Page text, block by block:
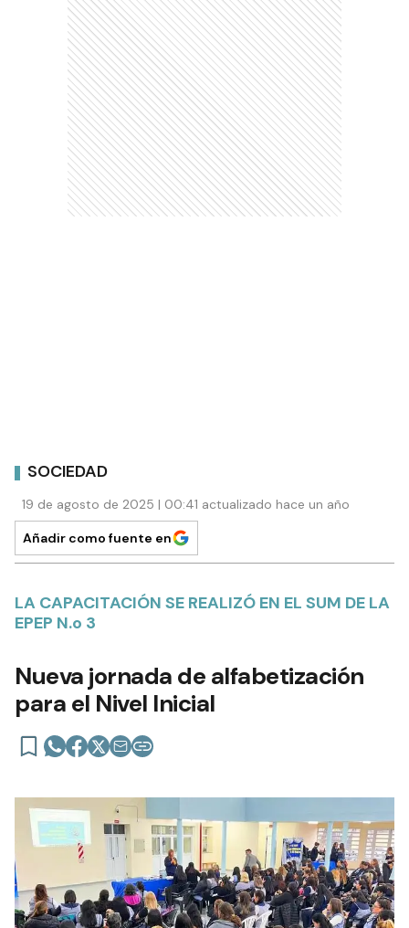
SOCIEDAD
19 de agosto de 2025 | 00:41 actualizado hace un año
Añadir como fuente en
LA CAPACITACIÓN SE REALIZÓ EN EL SUM DE LA
EPEP N.o 3
Nueva jornada de alfabetización
para el Nivel Inicial